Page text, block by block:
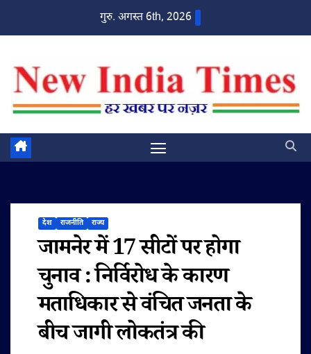
गुरु. अगस्त 6th, 2026
देश राजनीति राज्य
जामनेर में 17 सीटों पर होगा
चुनाव : निर्विरोध के कारण
मताधिकार से वंचित जनता के
बीच जागी लोकतंत्र की